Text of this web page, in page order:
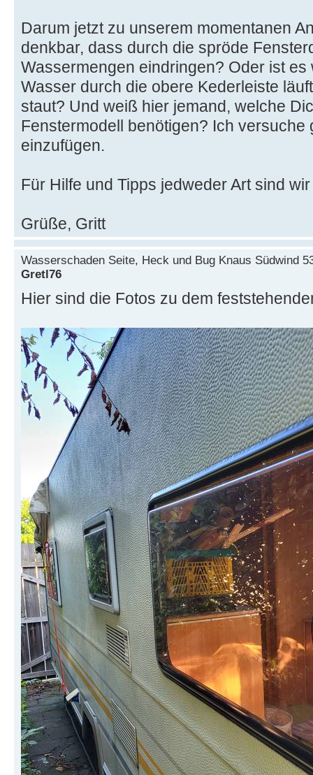
Darum jetzt zu unserem momentanen
denkbar, dass durch die spröde
Wassermengen eindringen? Oder ist
Wasser durch die obere Kederleiste
staut? Und weiß hier jemand, welche
Fenstermodell benötigen? Ich versuche
einzufügen.
Für Hilfe und Tipps jedweder Art sind
Grüße, Gritt
Wasserschaden Seite, Heck und Bug Knaus Südwind
Gretl76
Hier sind die Fotos zu dem